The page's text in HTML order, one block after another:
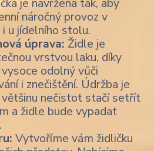
je navržena tak, aby
náročný provoz v
u jídelního stolu.
úprava: Židle je
vrstvou laku, díky
odolný vůči
i znečištění. Údržba je
nečistot stačí setřít
a židle bude vypadat
Vytvoříme vám židličku